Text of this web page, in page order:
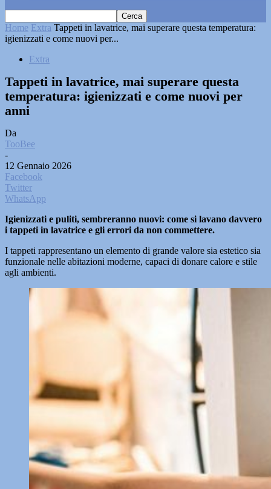
Home Extra Tappeti in lavatrice, mai superare questa temperatura:
igienizzati e come nuovi per...
Extra
Tappeti in lavatrice, mai superare questa
temperatura: igienizzati e come nuovi per
anni
Da
TooBee
-
12 Gennaio 2026
Facebook
Twitter
WhatsApp
Igienizzati e puliti, sembreranno nuovi: come si lavano davvero
i tappeti in lavatrice e gli errori da non commettere.
I tappeti rappresentano un elemento di grande valore sia estetico sia
funzionale nelle abitazioni moderne, capaci di donare calore e stile
agli ambienti.